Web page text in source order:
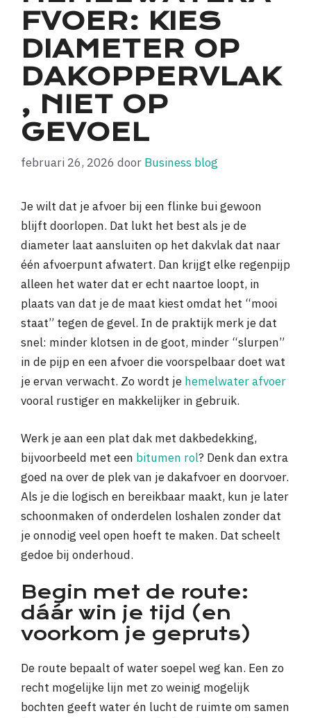
FVOER: KIES
DIAMETER OP
DAKOPPERVLAK
, NIET OP
GEVOEL
februari 26, 2026 door Business blog
Je wilt dat je afvoer bij een flinke bui gewoon
blijft doorlopen. Dat lukt het best als je de
diameter laat aansluiten op het dakvlak dat naar
één afvoerpunt afwatert. Dan krijgt elke regenpijp
alleen het water dat er echt naartoe loopt, in
plaats van dat je de maat kiest omdat het “mooi
staat” tegen de gevel. In de praktijk merk je dat
snel: minder klotsen in de goot, minder “slurpen”
in de pijp en een afvoer die voorspelbaar doet wat
je ervan verwacht. Zo wordt je hemelwater afvoer
vooral rustiger en makkelijker in gebruik.
Werk je aan een plat dak met dakbedekking,
bijvoorbeeld met een bitumen rol? Denk dan extra
goed na over de plek van je dakafvoer en doorvoer.
Als je die logisch en bereikbaar maakt, kun je later
schoonmaken of onderdelen loshalen zonder dat
je onnodig veel open hoeft te maken. Dat scheelt
gedoe bij onderhoud.
Begin met de route:
dáár win je tijd (en
voorkom je gepruts)
De route bepaalt of water soepel weg kan. Een zo
recht mogelijke lijn met zo weinig mogelijk
bochten geeft water én lucht de ruimte om samen